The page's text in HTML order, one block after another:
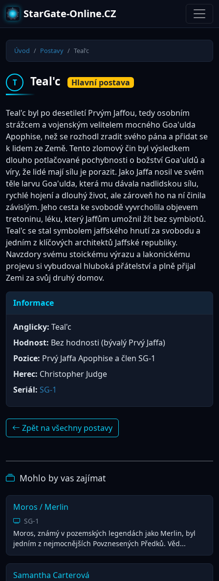
StarGate-Online.CZ
Úvod Postavy Teal'c
T Teal'c Hlavní postava
Teal'c byl po desetiletí Prvým Jaffou, tedy osobním
strážcem a vojenským velitelem mocného Goa'ulda
Apophise, než se rozhodl zradit svého pána a přidat se
k lidem ze Země. Tento zlomový čin byl výsledkem
dlouho potlačované pochybnosti o božství Goa'uldů a
víry, že lidé mají sílu je porazit. Jako Jaffa nosil ve svém
těle larvu Goa'ulda, která mu dávala nadlidskou sílu,
rychlé hojení a dlouhý život, ale zároveň ho na ní činila
závislým. Jeho cesta ke svobodě vyvrcholila objevem
tretoninu, léku, který Jaffům umožnil žít bez symbiotů.
Teal'c se stal symbolem jaffského hnutí za svobodu a
jedním z klíčových architektů Jaffské republiky.
Navzdory svému stoickému výrazu a lakonickému
projevu si vybudoval hluboká přátelství a plně přijal
Zemi za svůj druhý domov.
Informace
Anglicky: Teal'c
Hodnost: Bez hodnosti (bývalý Prvý Jaffa)
Pozice: Prvý Jaffa Apophise a člen SG-1
Herec: Christopher Judge
Seriál: SG-1
Zpět na všechny postavy
Mohlo by vas zajímat
Moros / Merlin
SG-1
Moros, známý v pozemských legendách jako Merlin, byl
jedním z nejmocnějších Povznesených Předků. Věd...
Samantha Carterová